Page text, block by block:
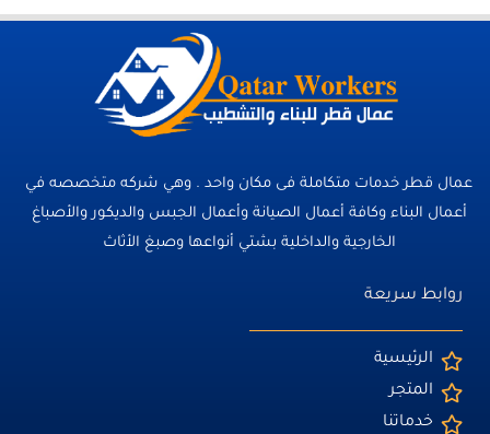
عمال قطر خدمات متكاملة فى مكان واحد . وهي شركه متخصصه في
أعمال البناء وكافة أعمال الصيانة وأعمال الجبس والديكور والأصباغ
الخارجية والداخلية بشتي أنواعها وصبغ الأثاث
روابط سريعة
الرئيسية
المتجر
خدماتنا